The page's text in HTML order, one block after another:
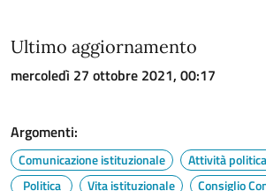
Ultimo aggiornamento
mercoledì 27 ottobre 2021, 00:17
Argomenti:
Comunicazione istituzionale
Attività
Politica
Vita istituzionale Consiglio